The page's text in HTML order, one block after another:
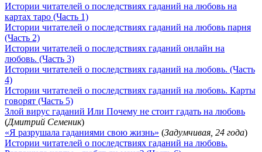
Истории читателей о последствиях гаданий на любовь на
картах таро (Часть 1)
Истории читателей о последствиях гаданий на любовь парня
(Часть 2)
Истории читателей о последствиях гаданий онлайн на
любовь. (Часть 3)
Истории читателей о последствиях гаданий на любовь. (Часть
4)
Истории читателей о последствиях гаданий на любовь. Карты
говорят (Часть 5)
Злой вирус гаданий Или Почему не стоит гадать на любовь
(Дмитрий Семеник)
«Я разрушала гаданиями свою жизнь» (Задумчивая, 24 года)
Истории читателей о последствиях гаданий на любовь.